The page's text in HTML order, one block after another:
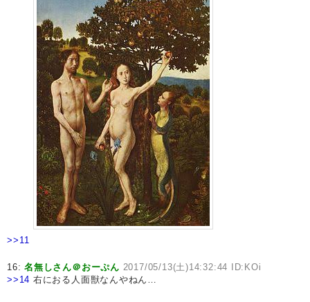
>>11
16:名無しさん＠おーぷん 2017/05/13(土)14:32:44 ID:KOi
>>14 右におる人面獣なんやねん…